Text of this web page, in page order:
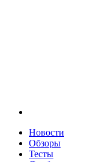
Новости
Обзоры
Тесты